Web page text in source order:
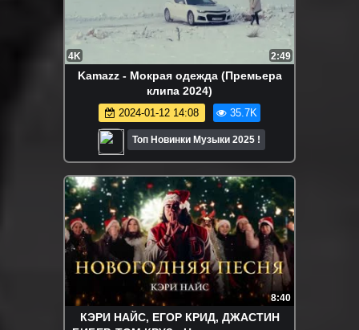
4K 2:49
Kamazz - Мокрая одежда (Премьера
клипа 2024)
2024-01-12 14:08 35.7K
Топ Новинки Музыки 2025 !
8:40
КЭРИ НАЙС, ЕГОР КРИД, ДЖАСТИН